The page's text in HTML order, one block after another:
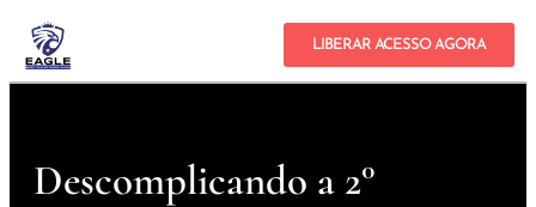
LIBERAR ACESSO AGORA
Descomplicando a 2°